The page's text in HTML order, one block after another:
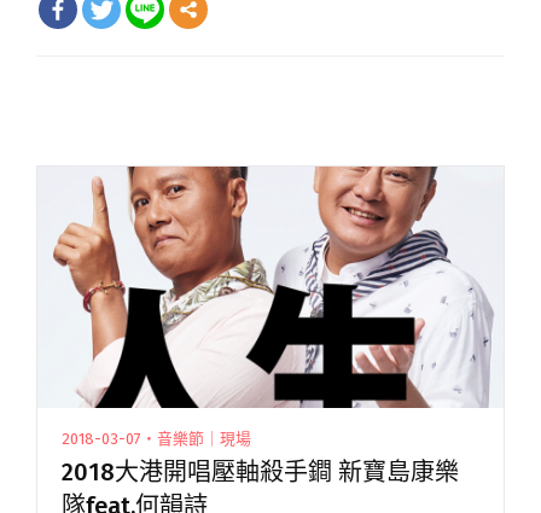
2018-03-07・音樂節｜現場
2018大港開唱壓軸殺手鐧 新寶島康樂
隊feat.何韻詩